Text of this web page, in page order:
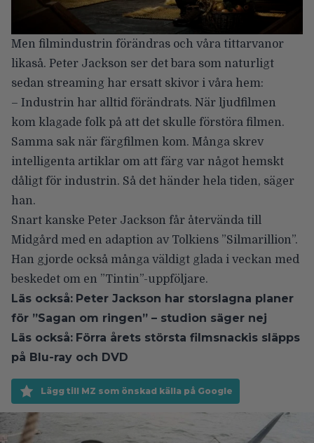
Men filmindustrin förändras och våra tittarvanor
likaså. Peter Jackson ser det bara som naturligt
sedan streaming har ersatt skivor i våra hem:
– Industrin har alltid förändrats. När ljudfilmen
kom klagade folk på att det skulle förstöra filmen.
Samma sak när färgfilmen kom. Många skrev
intelligenta artiklar om att färg var något hemskt
dåligt för industrin. Så det händer hela tiden, säger
han.
Snart kanske Peter Jackson får återvända till
Midgård med en adaption av Tolkiens ”Silmarillion”.
Han gjorde också många väldigt glada i veckan med
beskedet om en ”Tintin”-uppföljare.
Läs också: Peter Jackson har storslagna planer
för ”Sagan om ringen” – studion säger nej
Läs också: Förra årets största filmsnackis släpps
på Blu-ray och DVD
Lägg till MZ som önskad källa på Google